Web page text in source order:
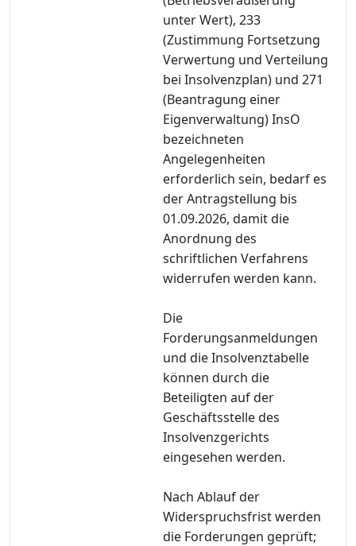
unter Wert), 233
(Zustimmung Fortsetzung
Verwertung und Verteilung
bei Insolvenzplan) und 271
(Beantragung einer
Eigenverwaltung) InsO
bezeichneten
Angelegenheiten
erforderlich sein, bedarf es
der Antragstellung bis
01.09.2026, damit die
Anordnung des
schriftlichen Verfahrens
widerrufen werden kann.
Die
Forderungsanmeldungen
und die Insolvenztabelle
können durch die
Beteiligten auf der
Geschäftsstelle des
Insolvenzgerichts
eingesehen werden.
Nach Ablauf der
Widerspruchsfrist werden
die Forderungen geprüft;